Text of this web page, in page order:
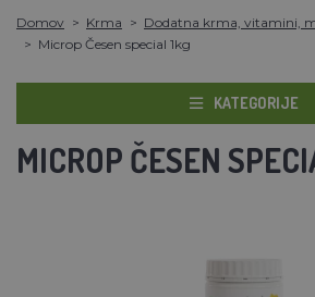
Domov Krma
Dodatna krma, vitamini,
Microp Česen special 1kg
KATEGORIJE
MICROP ČESEN